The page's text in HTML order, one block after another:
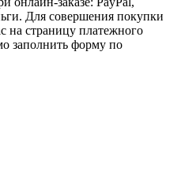
Для совершения покупки
на страницу платежного
заполнить форму по